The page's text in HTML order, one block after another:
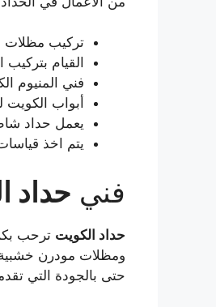
تركيب مظلات
القيام
فني المنيوم
أبواب الكويت
يعمل حداد
يتم اخذ
فني حداد
حداد الكويت ترحب
ومظلات مودرن خشبية
حتى بالجودة التي